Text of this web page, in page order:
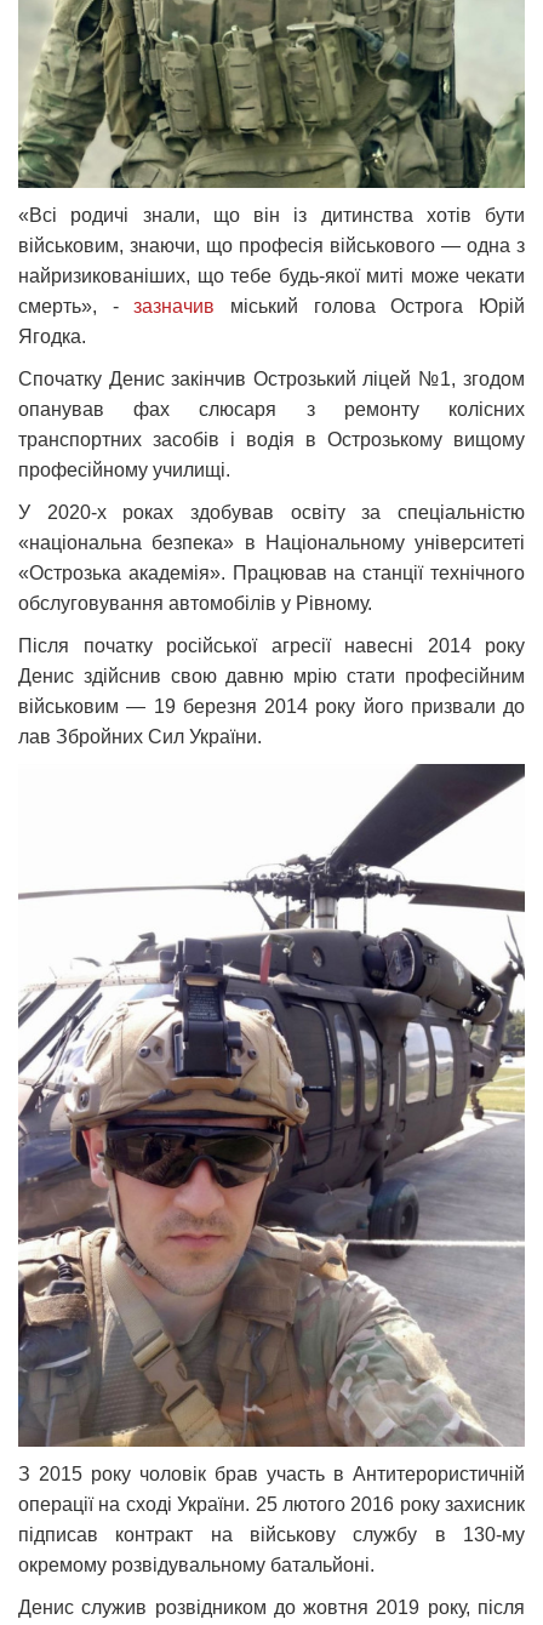
«Всі родичі знали, що він із дитинства хотів бути
військовим, знаючи, що професія військового — одна з
найризикованіших, що тебе будь-якої миті може чекати
смерть», -зазначив міський голова Острога Юрій
Ягодка.
Спочатку Денис закінчив Острозький ліцей №1, згодом
опанував фах слюсаря з ремонту колісних
транспортних засобів і водія в Острозькому вищому
професійному училищі.
У 2020-х роках здобував освіту за спеціальністю
«національна безпека» в Національному університеті
«Острозька академія». Працював на станції технічного
обслуговування автомобілів у Рівному.
Після початку російської агресії навесні 2014 року
Денис здійснив свою давню мрію стати професійним
військовим — 19 березня 2014 року його призвали до
лав Збройних Сил України.
З 2015 року чоловік брав участь в Антитерористичній
операції на сході України. 25 лютого 2016 року захисник
підписав контракт на військову службу в 130-му
окремому розвідувальному батальйоні.
Денис служив розвідником до жовтня 2019 року, після